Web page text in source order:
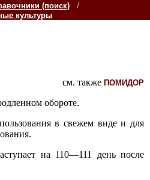
(поиск) /
культуры
см. также ПОМИДОР
обороте.
в свежем виде и для
на 110—111 день после